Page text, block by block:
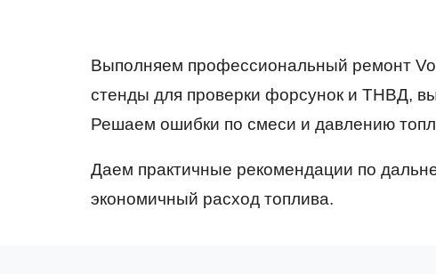
Выполняем профессиональный ремонт
стенды для проверки форсунок и ТНВД,
Решаем ошибки по смеси и давлению
Даем практичные рекомендации по
экономичный расход топлива.